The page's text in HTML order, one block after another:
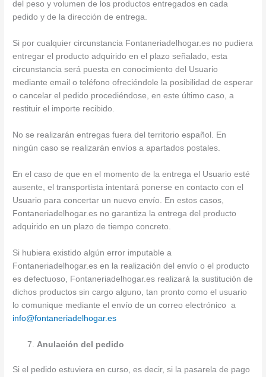
del peso y volumen de los productos entregados en cada
pedido y de la dirección de entrega.
Si por cualquier circunstancia Fontaneriadelhogar.es no pudiera
entregar el producto adquirido en el plazo señalado, esta
circunstancia será puesta en conocimiento del Usuario
mediante email o teléfono ofreciéndole la posibilidad de esperar
o cancelar el pedido procediéndose, en este último caso, a
restituir el importe recibido.
No se realizarán entregas fuera del territorio español. En
ningún caso se realizarán envíos a apartados postales.
En el caso de que en el momento de la entrega el Usuario esté
ausente, el transportista intentará ponerse en contacto con el
Usuario para concertar un nuevo envío. En estos casos,
Fontaneriadelhogar.es no garantiza la entrega del producto
adquirido en un plazo de tiempo concreto.
Si hubiera existido algún error imputable a
Fontaneriadelhogar.es en la realización del envío o el producto
es defectuoso, Fontaneriadelhogar.es realizará la sustitución de
dichos productos sin cargo alguno, tan pronto como el usuario
lo comunique mediante el envío de un correo electrónico a
info@fontaneriadelhogar.es
Anulación del pedido
Si el pedido estuviera en curso, es decir, si la pasarela de pago